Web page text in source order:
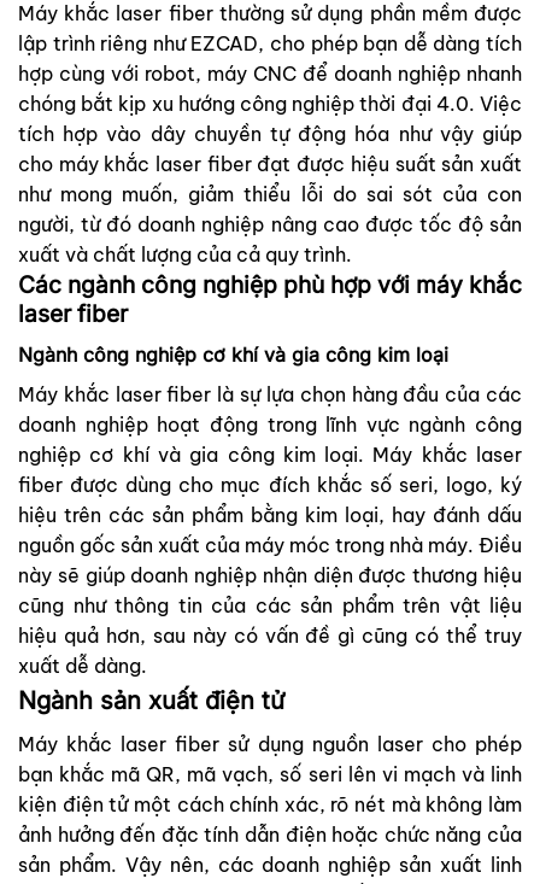
Máy khắc laser fiber thường sử dụng phần mềm được
lập trình riêng như EZCAD, cho phép bạn dễ dàng tích
hợp cùng với robot, máy CNC để doanh nghiệp nhanh
chóng bắt kịp xu hướng công nghiệp thời đại 4.0. Việc
tích hợp vào dây chuyền tự động hóa như vậy giúp
cho máy khắc laser fiber đạt được hiệu suất sản xuất
như mong muốn, giảm thiểu lỗi do sai sót của con
người, từ đó doanh nghiệp nâng cao được tốc độ sản
xuất và chất lượng của cả quy trình.
Các ngành công nghiệp phù hợp với máy khắc
laser fiber
Ngành công nghiệp cơ khí và gia công kim loại
Máy khắc laser fiber là sự lựa chọn hàng đầu của các
doanh nghiệp hoạt động trong lĩnh vực ngành công
nghiệp cơ khí và gia công kim loại. Máy khắc laser
fiber được dùng cho mục đích khắc số seri, logo, ký
hiệu trên các sản phẩm bằng kim loại, hay đánh dấu
nguồn gốc sản xuất của máy móc trong nhà máy. Điều
này sẽ giúp doanh nghiệp nhận diện được thương hiệu
cũng như thông tin của các sản phẩm trên vật liệu
hiệu quả hơn, sau này có vấn đề gì cũng có thể truy
xuất dễ dàng.
Ngành sản xuất điện tử
Máy khắc laser fiber sử dụng nguồn laser cho phép
bạn khắc mã QR, mã vạch, số seri lên vi mạch và linh
kiện điện tử một cách chính xác, rõ nét mà không làm
ảnh hưởng đến đặc tính dẫn điện hoặc chức năng của
sản phẩm. Vậy nên, các doanh nghiệp sản xuất linh